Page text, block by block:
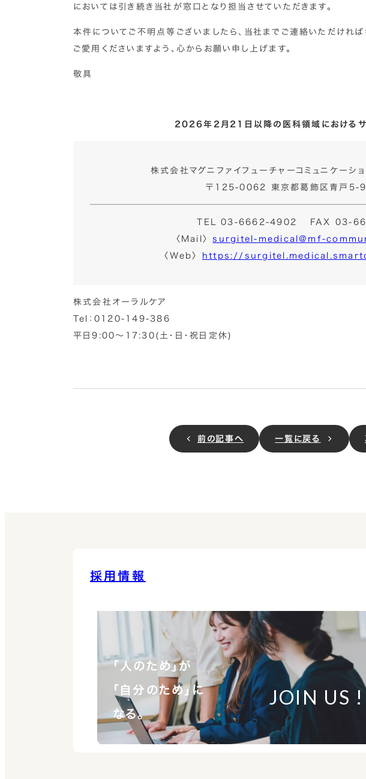
においては引き続き当社が窓口となり担当させていただきます。
本件についてご不明点等ございましたら、当社までご連絡いただければ
ご愛用くださいますよう、心からお願い申し上げます。
敬具
2026年2月21日以降の医科領域におけるサ
株式会社マグニファイフューチャーコミュニケーシ
〒125-0062 東京都葛飾区青戸5-
TEL 03-6662-4902
FAX 03-
〈Mail〉surgitel-medical@mf-
〈Web〉
https://
株式会社オーラルケア
Tel：0120-149-386
平日9:00～17:30(土・日・祝日定休)
前 の記事へ 一覧に戻る
採用情報
「人のため」が
「自分のため」に
なる。
JOIN US !